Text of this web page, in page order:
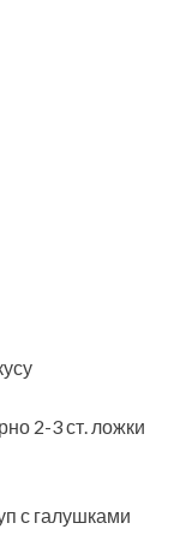
2-3 ст. ложки
с галушками